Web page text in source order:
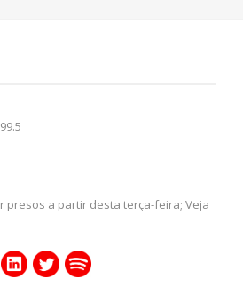
presos a partir desta terça-feira; Veja